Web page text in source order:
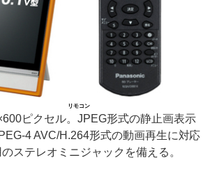
リモコン
ピクセル。JPEG形式の静止画表示
4 AVC/H.264形式の動画再生に対応
ステレオミニジャックを備える。